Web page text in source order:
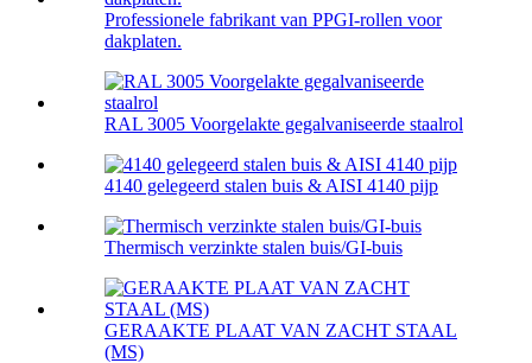
Professionele fabrikant van PPGI-rollen voor
dakplaten.
RAL 3005 Voorgelakte gegalvaniseerde staalrol
4140 gelegeerd stalen buis & AISI 4140 pijp
Thermisch verzinkte stalen buis/GI-buis
GERAAKTE PLAAT VAN ZACHT STAAL
(MS)